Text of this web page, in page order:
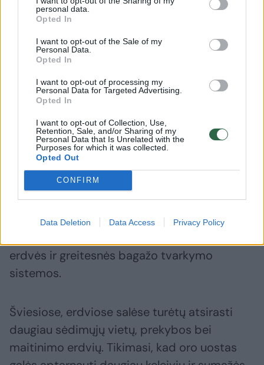
personal data.
Opted In
I want to opt-out of the Sale of my
Personal Data.
Opted In
I want to opt-out of processing my
Personal Data for Targeted Advertising.
Opted In
I want to opt-out of Collection, Use,
Retention, Sale, and/or Sharing of my
Personal Data that Is Unrelated with the
Purposes for which it was collected.
Opted Out
CONFIRM
Data Deletion Data Access Privacy Policy
pagrindinė šiame oro uoste veikianti oro linijų
naujus terminalo korpusus, padidinti
įlaipinimo vartų skaičių ir išplėsti pagrindinį
terminalą.
Numatomos didesnės laukimo zonos, nauji
oro linijų salonai, patogesnės darbo vietos
erdvės ir greitesnės bagažo tvarkymo
sistemos.
Šviesiose, erdviose salėse turėtų atsirasti
daugiau sėdimųjų vietų, prekybos bei
maitinimo erdvių. Tikimasi, kad oro uostas